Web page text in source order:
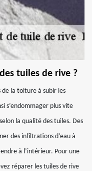
tuiles de rive ?
de la toiture à subir les
s’endommager plus vite
la qualité des tuiles. Des
des infiltrations d’eau à
à l’intérieur. Pour une
réparer les tuiles de rive